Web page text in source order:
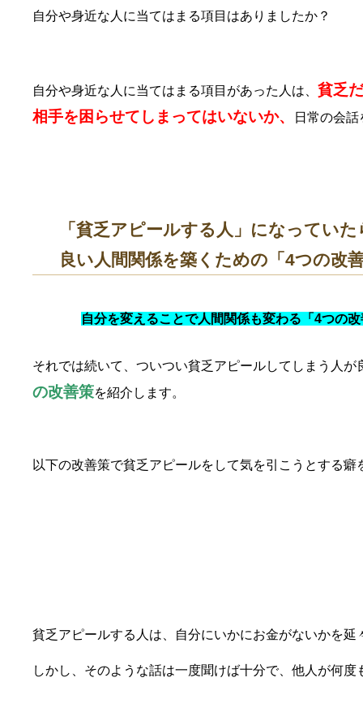
自分や身近な人に当てはまる項目はありましたか？
自分や身近な人に当てはまる項目があった人は、 貧乏
相手を困らせてしまってはいないか、
日常の会
「貧乏アピールする人」になってい
良い人間関係を築くための「4つの改
自分を変えることで人間関係も変わる「4つの
それでは続いて、ついつい貧乏アピールしてしまう人
の改善策を紹介します。
以下の改善策で貧乏アピールをして気を引こうとする癖
貧乏アピールする人は、自分にいかにお金がないかを
しかし、そのような話は一度聞けば十分で、他人が何